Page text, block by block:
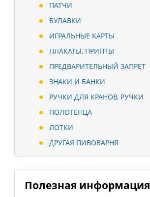
ПАТЧИ
БУЛАВКИ
ИГРАЛЬНЫЕ КАРТЫ
ПЛАКАТЫ, ПРИНТЫ
ПРЕДВАРИТЕЛЬНЫЙ ЗАПРЕТ
ЗНАКИ И БАНКИ
РУЧКИ ДЛЯ КРАНОВ, РУЧКИ
ПОЛОТЕНЦА
ЛОТКИ
ДРУГАЯ ПИВОВАРНЯ
Полезная информация